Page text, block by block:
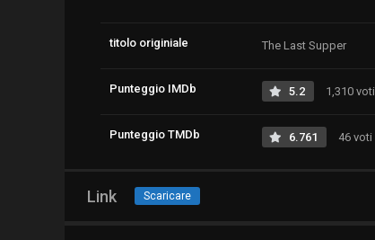
titolo originiale The Last Supper
Punteggio IMDb 5.2 1,310 voti
Punteggio TMDb 6.761 46 voti
Link Scaricare